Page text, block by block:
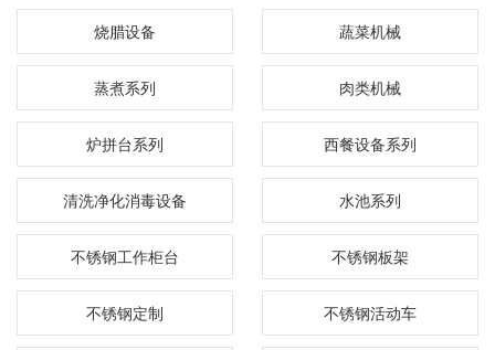
烧腊设备 蔬菜机械
蒸煮系列 肉类机械
炉拼台系列 西餐设备系列
清洗净化消毒设备 水池系列
不锈钢工作柜台 不锈钢板架
不锈钢定制 不锈钢活动车